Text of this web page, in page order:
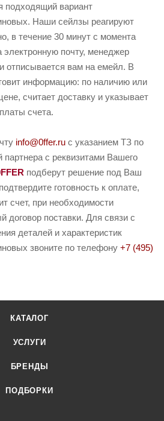
подходящий вариант
Наши сейлзы реагируют
в течение 30 минут с момента
электронную почту, менеджер
отписывается вам на емейл. В
информацию: по наличию или
считает доставку и указывает
счета.
info@0ffer.ru с указанием ТЗ по
партнера с реквизитами Вашего
подберут решение под Ваш
готовность к оплате,
счет, при необходимости
договор поставки. Для связи с
деталей и характеристик
звоните по телефону +7 (495)
КАТАЛОГ
УСЛУГИ
БРЕНДЫ
ПОДБОРКИ